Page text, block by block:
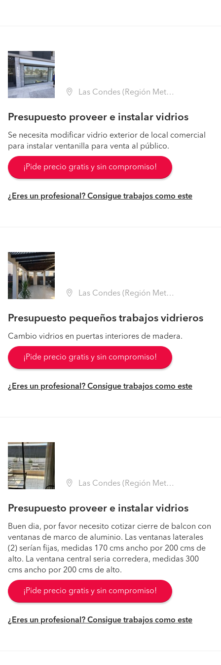
Las Condes (Región Metropolitana - Santiago)
Presupuesto proveer e instalar vidrios
Se necesita modificar vidrio exterior de local comercial
para instalar ventanilla para venta al público.
¡Pide precio gratis y sin compromiso!
¿Eres un profesional? Consigue trabajos como este
Las Condes (Región Metropolitana - Santiago)
Presupuesto pequeños trabajos vidrieros
Cambio vidrios en puertas interiores de madera.
¡Pide precio gratis y sin compromiso!
¿Eres un profesional? Consigue trabajos como este
Las Condes (Región Metropolitana - Santiago)
Presupuesto proveer e instalar vidrios
Buen dia, por favor necesito cotizar cierre de balcon con
ventanas de marco de aluminio. Las ventanas laterales
(2) serían fijas, medidas 170 cms ancho por 200 cms de
alto. La ventana central seria corredera, medidas 300
cms ancho por 200 cms de alto.
¡Pide precio gratis y sin compromiso!
¿Eres un profesional? Consigue trabajos como este